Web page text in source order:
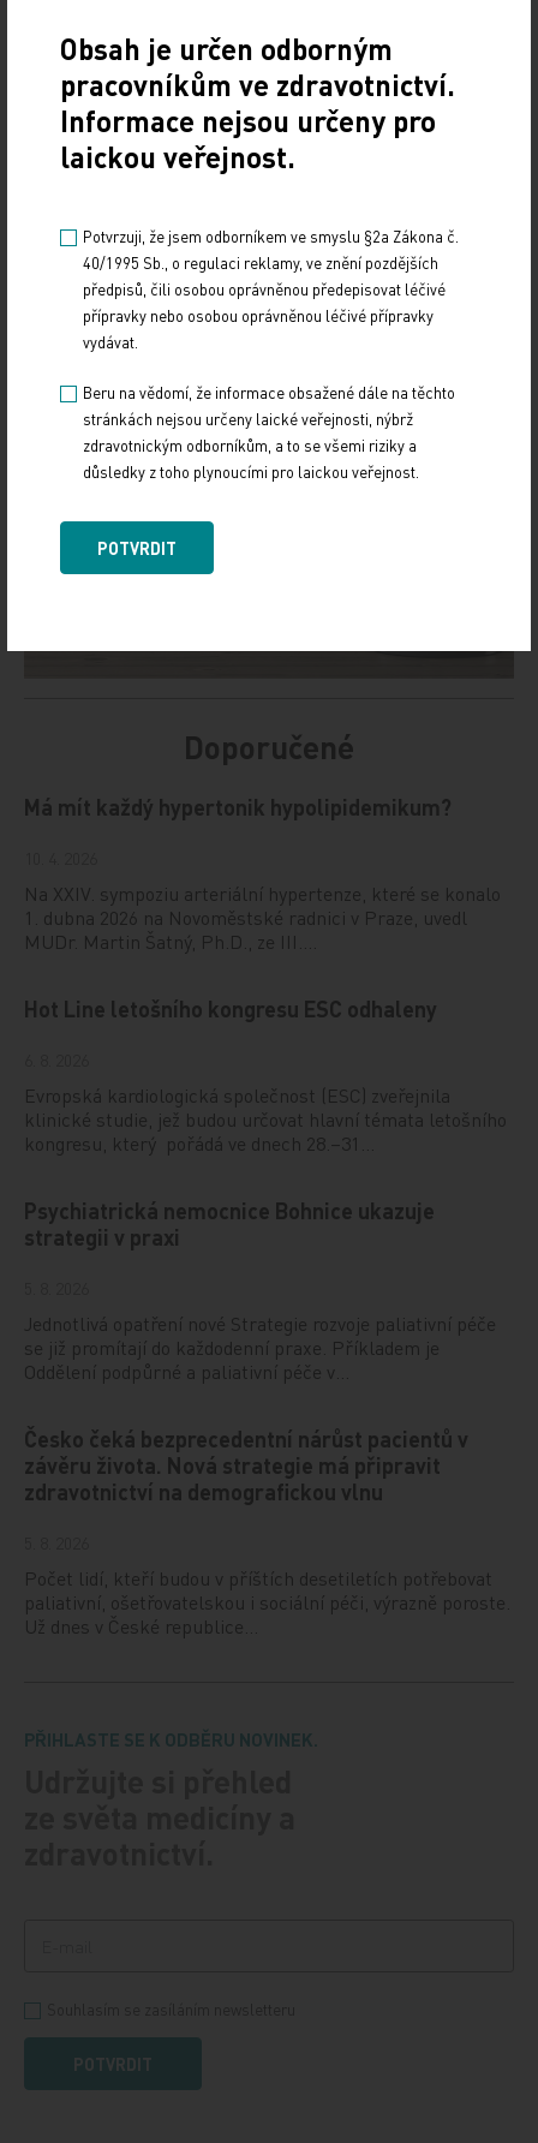
Doporučené
Má mít každý hypertonik hypolipidemikum?
Na XXIV. sympoziu arteriální hypertenze, které se konalo
1. dubna 2026 na Novoměstské radnici v Praze, uvedl
MUDr. Martin Šatný, Ph.D., ze III.…
Hot Line letošního kongresu ESC odhaleny
Evropská kardiologická společnost (ESC) zveřejnila
klinické studie, jež budou určovat hlavní témata letošního
kongresu, který pořádá ve dnech 28.–31…
Psychiatrická nemocnice Bohnice ukazuje
strategii v praxi
Jednotlivá opatření nové Strategie rozvoje paliativní péče
se již promítají do každodenní praxe. Příkladem je
Oddělení podpůrné a paliativní péče v…
Česko čeká bezprecedentní nárůst pacientů v
závěru života. Nová strategie má připravit
zdravotnictví na demografickou vlnu
Počet lidí, kteří budou v příštích desetiletích potřebovat
paliativní, ošetřovatelskou i sociální péči, výrazně poroste.
Už dnes v České republice…
PŘIHLASTE SE K ODBĚRU NOVINEK.
POTVRDIT
Obsah je určen odborným
pracovníkům ve zdravotnictví.
Informace nejsou určeny pro
laickou veřejnost.
Potvrzuji, že jsem odborníkem ve smyslu §2a Zákona č.
40/1995 Sb., o regulaci reklamy, ve znění pozdějších
předpisů, čili osobou oprávněnou předepisovat léčivé
přípravky nebo osobou oprávněnou léčivé přípravky
vydávat.
Beru na vědomí, že informace obsažené dále na těchto
stránkách nejsou určeny laické veřejnosti, nýbrž
zdravotnickým odborníkům, a to se všemi riziky a
důsledky z toho plynoucími pro laickou veřejnost.
POTVRDIT